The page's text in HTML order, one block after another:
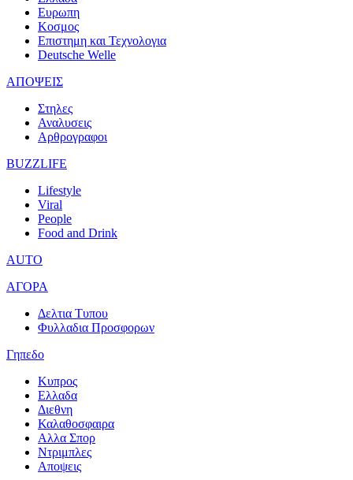
Ευρωπη
Κοσμος
Επιστημη και Τεχνολογια
Deutsche Welle
ΑΠΟΨΕΙΣ
Στηλες
Αναλυσεις
Αρθρογραφοι
BUZZLIFE
Lifestyle
Viral
People
Food and Drink
AUTO
ΑΓΟΡΑ
Δελτια Τυπου
Φυλλαδια Προσφορων
Γηπεδο
Κυπρος
Ελλαδα
Διεθνη
Καλαθοσφαιρα
Αλλα Σπορ
Ντριμπλες
Αποψεις